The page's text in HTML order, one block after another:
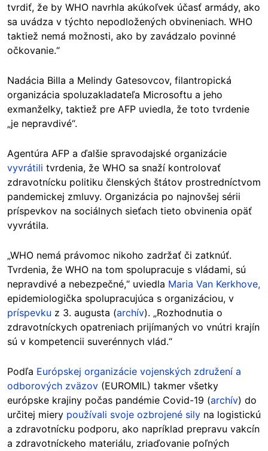
tvrdiť, že by WHO navrhla akúkoľvek účasť armády, ako
sa uvádza v týchto nepodložených obvineniach. WHO
taktiež nemá možnosti, ako by zavádzalo povinné
očkovanie.“
Nadácia Billa a Melindy Gatesovcov, filantropická
organizácia spoluzakladateľa Microsoftu a jeho
exmanželky, taktiež pre AFP uviedla, že toto tvrdenie
„je nepravdivé“.
Agentúra AFP a ďalšie spravodajské organizácie
vyvrátili tvrdenia, že WHO sa snaží kontrolovať
zdravotnícku politiku členských štátov prostredníctvom
pandemickej zmluvy. Organizácia po najnovšej sérii
príspevkov na sociálnych sieťach tieto obvinenia opäť
vyvrátila.
„WHO nemá právomoc nikoho zadržať či zatknúť.
Tvrdenia, že WHO na tom spolupracuje s vládami, sú
nepravdivé a nebezpečné,“ uviedla Maria Van Kerkhove,
epidemiologička spolupracujúca s organizáciou, v
príspevku z 3. augusta (archív). „Rozhodnutia o
zdravotníckych opatreniach prijímaných vo vnútri krajín
sú v kompetencii suverénnych vlád.“
Podľa Európskej organizácie vojenských združení a
odborových zväzov (EUROMIL) takmer všetky
európske krajiny počas pandémie Covid-19 (archív) do
určitej miery používali svoje ozbrojené sily na logistickú
a zdravotnícku podporu, ako napríklad prepravu vakcín
a zdravotníckeho materiálu, zriaďovanie poľných